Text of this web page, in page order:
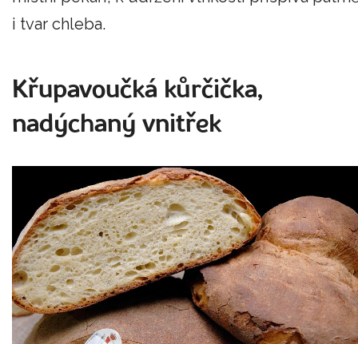
i tvar chleba.
Křupavoučká kůrčička,
nadýchaný vnitřek